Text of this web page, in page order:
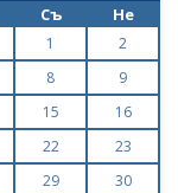
Съ Не
1
2
8
9
15
16
22
23
29
30